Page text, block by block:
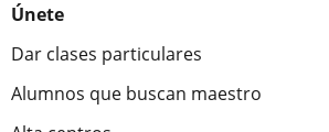
Únete
Dar clases particulares
Alumnos que buscan maestro